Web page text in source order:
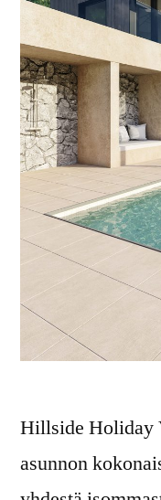
Hillside Holiday
asunnon